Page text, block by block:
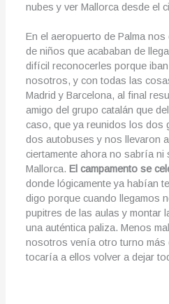
nubes y ver Mallorca desde el
En el aeropuerto de Palma
de niños que acababan de
difícil reconocerles porque
nosotros, y con todas las
Madrid y Barcelona, al final
amigo del grupo catalán que
caso, que ya reunidos los dos
dos autobuses y nos llevaron
ciertamente ahora no sabría ni
Mallorca. El campamento se
donde lógicamente ya habían
digo porque cuando llegamos
pupitres de las aulas y montar
una auténtica paliza. Menos
nosotros venía otro turno más
tocaría a ellos volver a dejar